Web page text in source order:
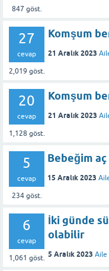
847 göst.
27
cevap
2,019 göst.
Komşum
21 Aralık 2023
20
cevap
1,128 göst.
Komşum
21 Aralık 2023
5
cevap
234göst.
Bebeğim aç
15 Aralık 2023
6
cevap
1,061 göst.
İki günde
olabilir
5 Aralık 2023 Aile